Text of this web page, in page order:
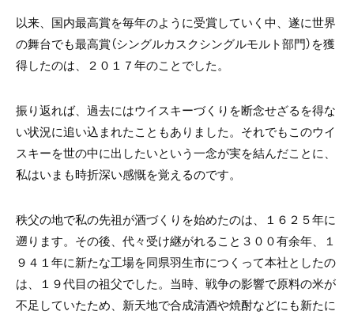
以来、国内最高賞を毎年のように受賞していく中、遂に世界
の舞台でも最高賞（シングルカスクシングルモルト部門）を獲
得したのは、２０１７年のことでした。
振り返れば、過去にはウイスキーづくりを断念せざるを得な
い状況に追い込まれたこともありました。それでもこのウイ
スキーを世の中に出したいという一念が実を結んだことに、
私はいまも時折深い感慨を覚えるのです。
秩父の地で私の先祖が酒づくりを始めたのは、１６２５年に
遡ります。その後、代々受け継がれること３００有余年、１
９４１年に新たな工場を同県羽生市につくって本社としたの
は、１９代目の祖父でした。当時、戦争の影響で原料の米が
不足していたため、新天地で合成清酒や焼酎などにも新たに